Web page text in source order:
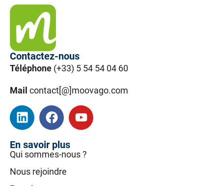
Contactez-nous
Téléphone (+33) 5 54 54 04 60
Mail contact[@]moovago.com
En savoir plus
Qui sommes-nous ?
Nous rejoindre